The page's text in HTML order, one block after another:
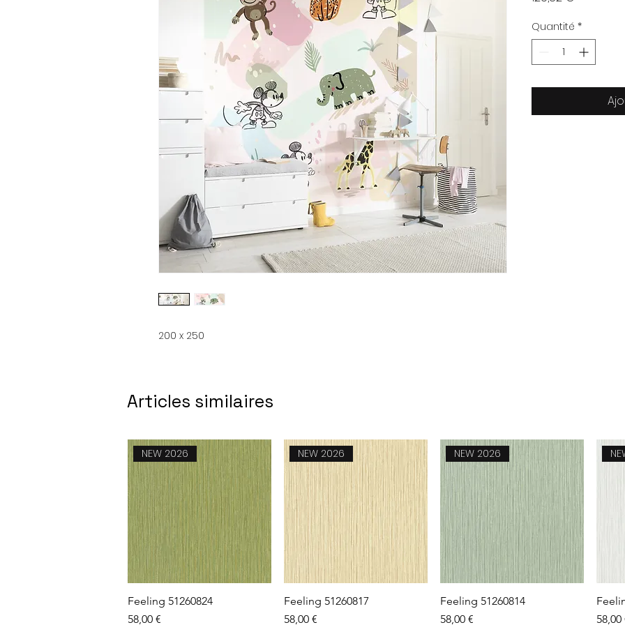
200 x 250
Quantité *
Articles similaires
Aperçu rapide
NEW 2026
Feeling 51260824
Prix
58,00 €
Aperçu rapide
NEW 2026
Feeling 51260817
Prix
58,00 €
Aperçu rapide
NEW 2026
Feeling 51260814
Prix
58,00 €
Prix
58,00